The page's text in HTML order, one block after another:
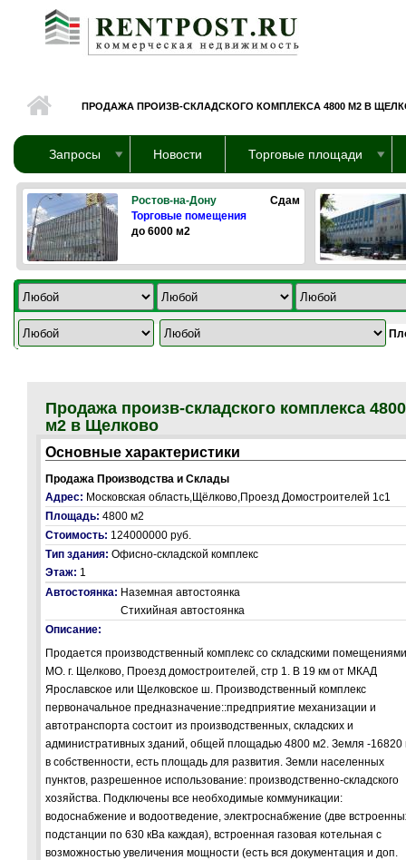
Перейти к основному содержанию
ПРОДАЖА ПРОИЗВ-СКЛАДСКОГО КОМПЛЕКСА 4800 М2 В
Запросы Новости Торговые площади
Ростов-на-Дону
Сдам
Торговые помещения
до 6000 м2
Продажа произв-складского комплекса 4800
м2 в Щелково
Основные характеристики
Продажа Производства и Склады
Адрес: Московская область,Щёлково,Проезд Домостроителей 1с1
Площадь: 4800 м2
Стоимость: 124000000 руб.
Тип здания: Офисно-складской комплекс
Этаж: 1
Автостоянка: Наземная автостоянка
Стихийная автостоянка
Описание:
Продается производственный комплекс со складскими
МО. г. Щелково, Проезд домостроителей, стр 1. В 19 км от МКАД
Ярославское или Щелковское ш. Производственный комплекс
первоначальное предназначение::предприятие механизации и
автотранспорта состоит из производственных, складских и
административных зданий, общей площадью 4800 м2. Земля -16820
в собственности, есть площадь для развития. Земли населенных
пунктов, разрешенное использование: производственно-складского
хозяйства. Подключены все необходимые коммуникации:
водоснабжение и водоотведение, электроснабжение (две
подстанции по 630 кВа каждая), встроенная газовая котельная с
возможностью увеличения мощности (есть вся документация и доп.